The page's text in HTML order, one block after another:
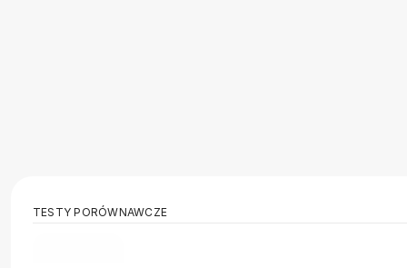
TESTY PORÓWNAWCZE